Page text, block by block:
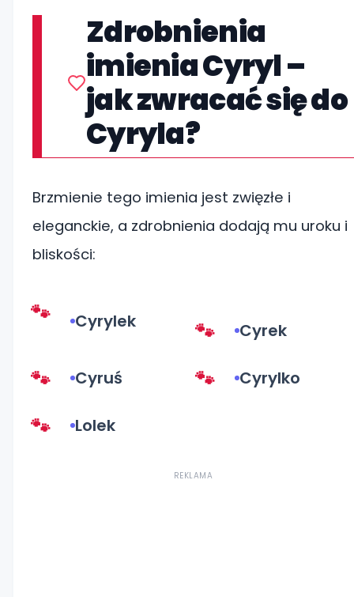
Zdrobnienia
imienia Cyryl –
jak zwracać się do
Cyryla?
Brzmienie tego imienia jest zwięzłe i
eleganckie, a zdrobnienia dodają mu uroku i
bliskości:
Cyrylek Cyrek
Cyruś Cyrylko
Lolek
REKLAMA